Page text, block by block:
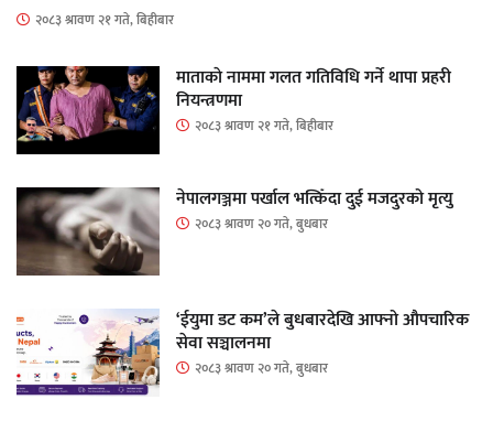
२०८३ श्रावण २१ गते, बिहीबार
माताकाे नाममा गलत गतिविधि गर्ने थापा प्रहरी
नियन्त्रणमा
२०८३ श्रावण २१ गते, बिहीबार
नेपालगञ्जमा पर्खाल भत्किँदा दुई मजदुरको मृत्यु
२०८३ श्रावण २० गते, बुधबार
‘ईयुमा डट कम’ले बुधबारदेखि आफ्नो औपचारिक
सेवा सञ्चालनमा
२०८३ श्रावण २० गते, बुधबार